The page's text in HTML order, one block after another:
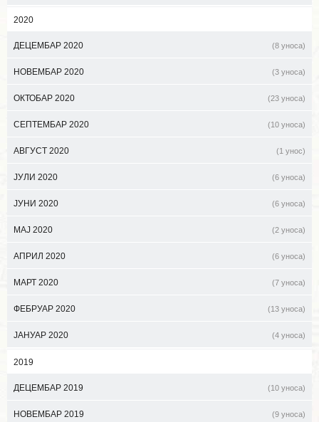
2020
ДЕЦЕМБАР 2020 (8 уноса)
НОВЕМБАР 2020 (3 уноса)
ОКТОБАР 2020 (23 уноса)
СЕПТЕМБАР 2020 (10 уноса)
АВГУСТ 2020 (1 унос)
ЈУЛИ 2020 (6 уноса)
ЈУНИ 2020 (6 уноса)
МАЈ 2020 (2 уноса)
АПРИЛ 2020 (6 уноса)
МАРТ 2020 (7 уноса)
ФЕБРУАР 2020 (13 уноса)
ЈАНУАР 2020 (4 уноса)
2019
ДЕЦЕМБАР 2019 (10 уноса)
НОВЕМБАР 2019 (9 уноса)